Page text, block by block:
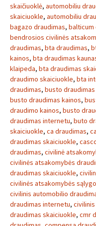
skaičiuoklė, automobiliu
skaiciuokle, automobiliu
bagazo draudimas, balticum
bendrosios civilinės
draudimas, bta draudimas,
kainos, bta draudimas
klaipeda, bta draudimas
draudimo skaiciuokle, bta
draudimas, busto
busto draudimas kainos,
draudimo kainos, busto
draudimas internetu, buto
skaiciuokle, ca draudimas,
draudimas skaiciuokle,
draudimas, civilinė
civilinės atsakomybės
draudimas skaiciuokle,
civilinės atsakomybės
civilinis automobilio
draudimas internetu,
draudimas skaiciuokle, cmr